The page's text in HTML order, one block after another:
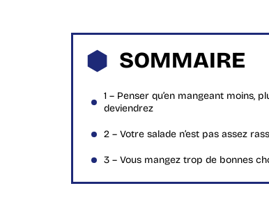
SOMMAIRE
1 – Penser qu’en mangeant moins,
deviendrez
2 – Votre salade n’est pas assez
3 – Vous mangez trop de bonnes